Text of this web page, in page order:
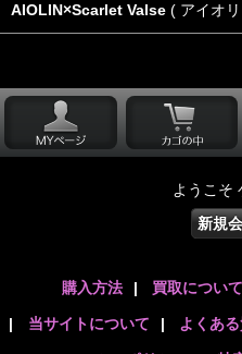
AIOLIN×Scarlet Valse ( アイオ
ようこそ
新規
購入方法 | 買取について
| 当サイトについて | よくあ